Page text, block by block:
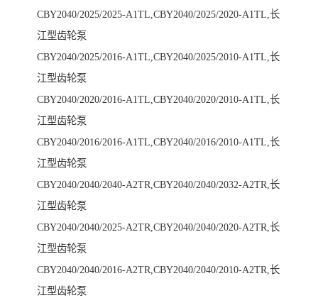
CBY2040/2025/2025-A1TL,CBY2040/2025/2020-A1TL,长
江型齿轮泵
CBY2040/2025/2016-A1TL,CBY2040/2025/2010-A1TL,长
江型齿轮泵
CBY2040/2020/2016-A1TL,CBY2040/2020/2010-A1TL,长
江型齿轮泵
CBY2040/2016/2016-A1TL,CBY2040/2016/2010-A1TL,长
江型齿轮泵
CBY2040/2040/2040-A2TR,CBY2040/2040/2032-A2TR,长
江型齿轮泵
CBY2040/2040/2025-A2TR,CBY2040/2040/2020-A2TR,长
江型齿轮泵
CBY2040/2040/2016-A2TR,CBY2040/2040/2010-A2TR,长
江型齿轮泵